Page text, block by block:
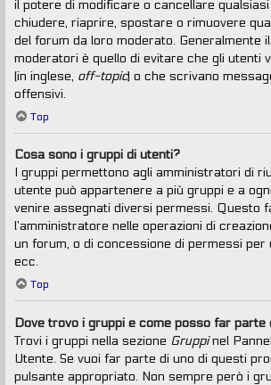
il potere di modificare o cancellare
chiudere, riaprire, spostare o rimuovere
del forum da loro moderato. Generalmente
moderatori è quello di evitare che gli utenti
(in inglese, off-topic) o che scrivano
offensivi.
Top
Cosa sono i gruppi di utenti?
I gruppi permettono agli amministratori di
utente può appartenere a più gruppi e a
venire assegnati diversi permessi. Questo
l’amministratore nelle operazioni di
un forum, o di concessione di permessi per
ecc.
Top
Dove trovo i gruppi e come posso far parte
Trovi i gruppi nella sezione Gruppinel
Utente. Se vuoi far parte di uno di questi
pulsante appropriato. Non sempre però i